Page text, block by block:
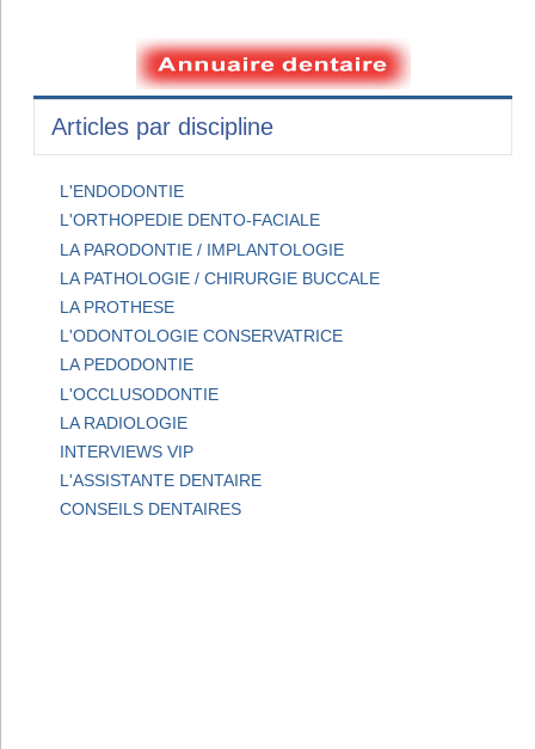
Articles par discipline
L'ENDODONTIE
L'ORTHOPEDIE DENTO-FACIALE
LA PARODONTIE / IMPLANTOLOGIE
LA PATHOLOGIE / CHIRURGIE BUCCALE
LA PROTHESE
L'ODONTOLOGIE CONSERVATRICE
LA PEDODONTIE
L'OCCLUSODONTIE
LA RADIOLOGIE
INTERVIEWS VIP
L'ASSISTANTE DENTAIRE
CONSEILS DENTAIRES